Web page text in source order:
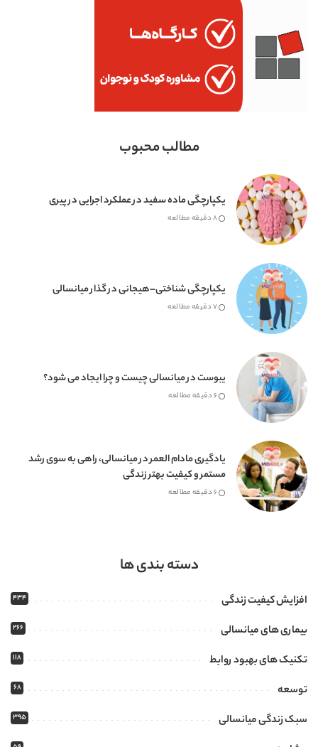
مطالب محبوب
یکپارچگی ماده سفید در عملکرد اجرایی در پیری
8 دقیقه مطالعه
یکپارچگی شناختی–هیجانی در گذار میانسالی
7 دقیقه مطالعه
یبوست در میانسالی چیست و چرا ایجاد می شود؟
6 دقیقه مطالعه
یادگیری مادام العمر در میانسالی، راهی به سوی رشد
مستمر و کیفیت بهتر زندگی
6 دقیقه مطالعه
دسته بندی ها
افزایش کیفیت زندگی 434
بیماری های میانسالی 266
تکنیک های بهبود روابط 118
توسعه 68
سبک زندگی میانسالی 395